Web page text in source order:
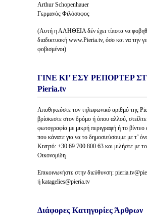
Arthur Schopenhauer
Γερμανός Φιλόσοφος
(Αυτή η ΑΛΗΘΕΙΑ δέν έχει τίποτα να
διαδικτυακή www.Pieria.tv, όσο και να την
φοβισμένοι)
ΓΙΝΕ ΚΙ’ ΕΣΥ ΡΕΠΟΡΤΕΡ
Pieria.tv
Αποθηκεύστε τον τηλεφωνικό αριθμό της
βρίσκεστε στον δρόμο ή όπου αλλού,
φωτογραφία με μικρή περιγραφή ή το
που κάνατε για να το δημοσιεύσουμε με τ’
Κινητό: +30 69 700 800 63 και μιλήστε με
Οικονομίδη
Επικοινωνήστε στην διεύθυνση:
ή katagelies@pieria.tv
Διάφορες Κατηγορίες Άρθρων